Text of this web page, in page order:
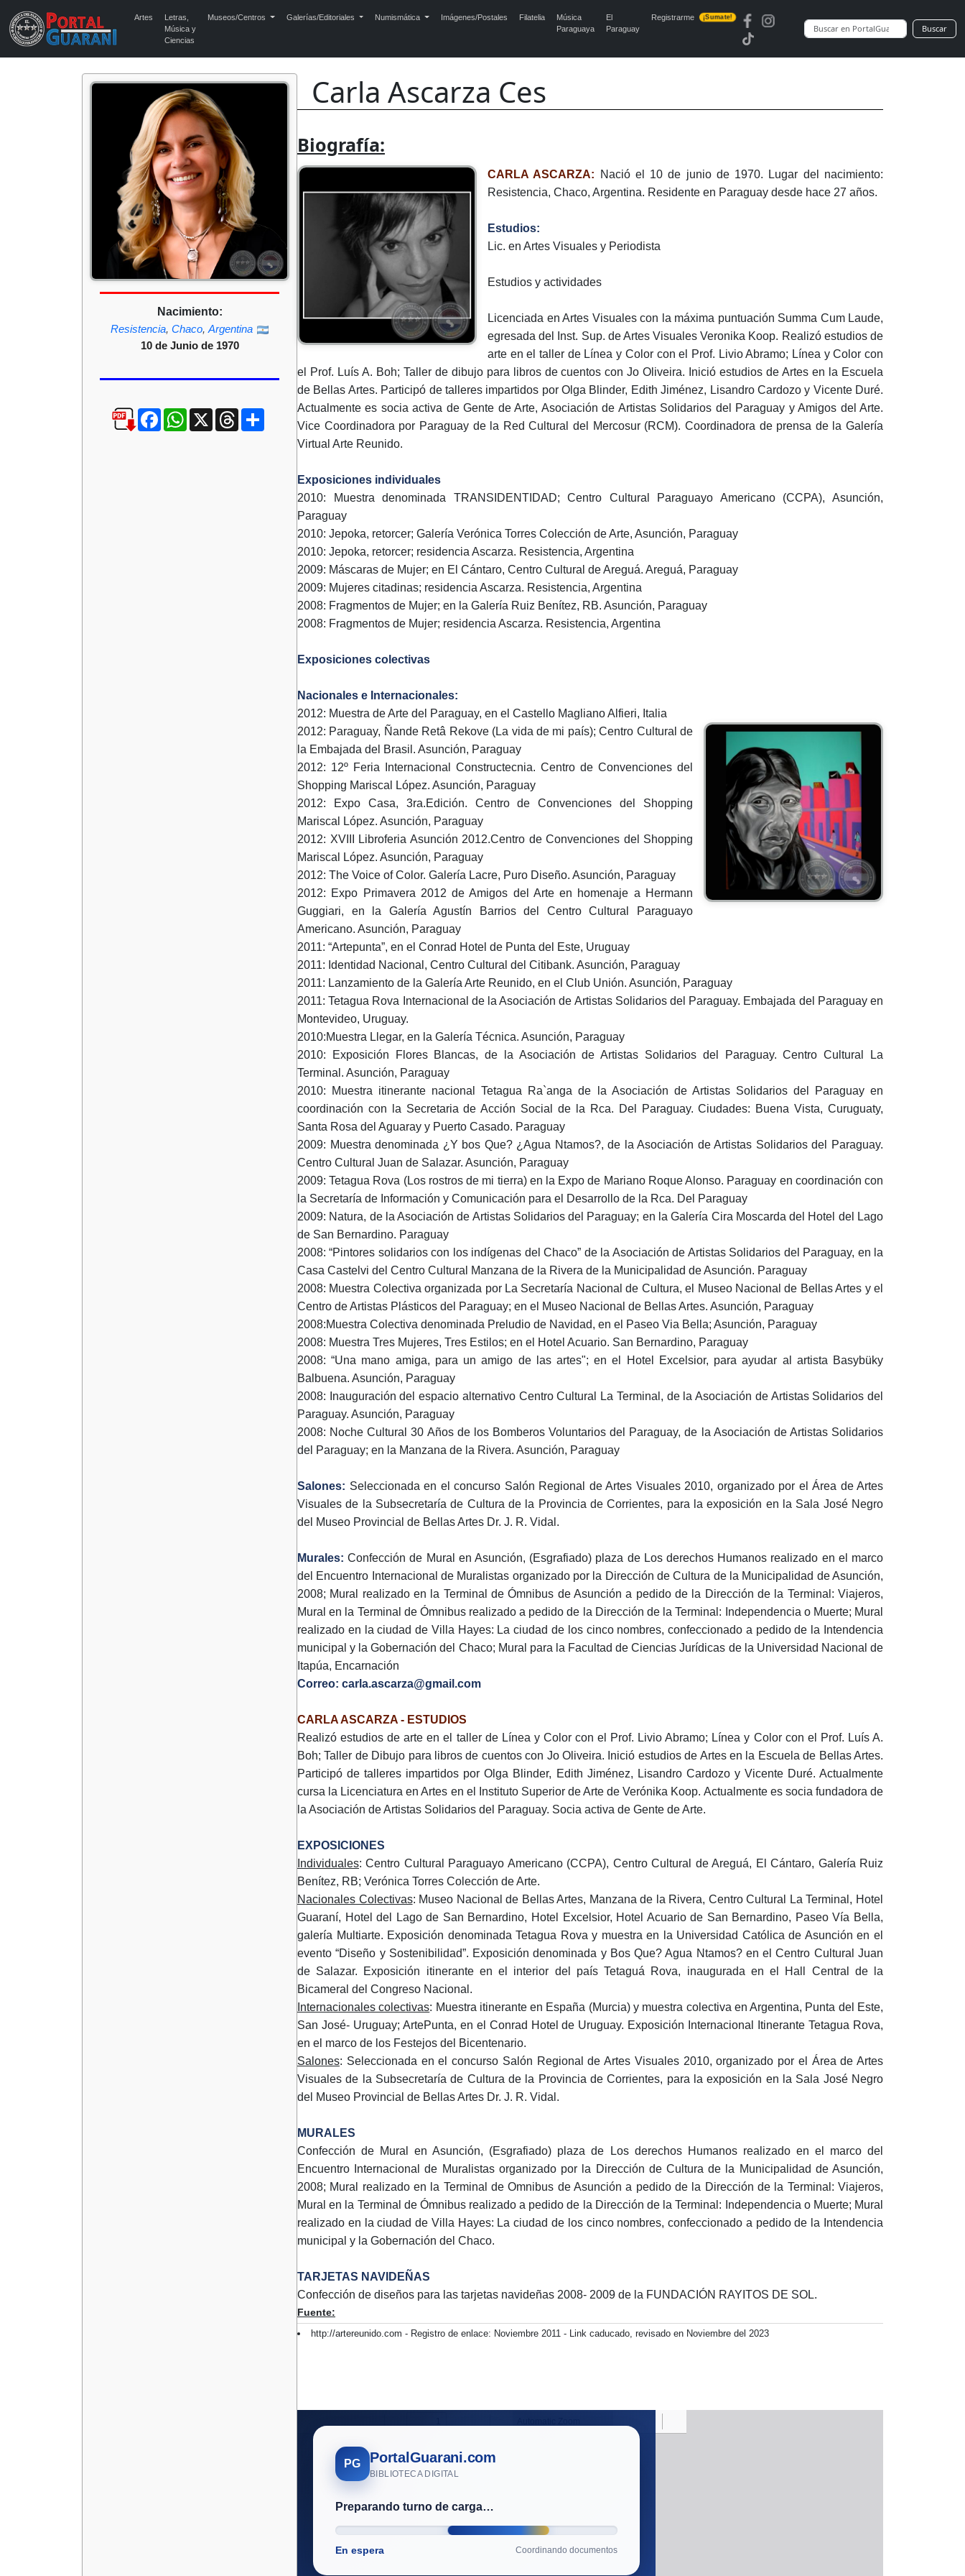
Artes
Letras,
Música y
Ciencias
Museos/Centros Galerías/Editoriales Numismática Imágenes/Postales Filatelia
Música
Paraguaya
El
Paraguay
Registrarme ¡Sumate!
Buscar
Carla Ascarza Ces
Nacimiento:
Resistencia, Chaco, Argentina
10 de Junio de 1970
FacebookWhatsApp
X ThreadsCompartir
Biografía:
CARLA ASCARZA:
Nació el 10 de junio de 1970. Lugar del nacimiento:
Resistencia, Chaco, Argentina. Residente en Paraguay desde hace 27 años.
Estudios:
Lic. en Artes Visuales y Periodista
Estudios y actividades
Licenciada en Artes Visuales con la máxima puntuación Summa Cum Laude,
egresada del Inst. Sup. de Artes Visuales Veronika Koop. Realizó estudios de
arte en el taller de Línea y Color con el Prof. Livio Abramo; Línea y Color con
el Prof. Luís A. Boh; Taller de dibujo para libros de cuentos con Jo Oliveira. Inició estudios de Artes en la Escuela
de Bellas Artes. Participó de talleres impartidos por Olga Blinder, Edith Jiménez, Lisandro Cardozo y Vicente Duré.
Actualmente es socia activa de Gente de Arte, Asociación de Artistas Solidarios del Paraguay y Amigos del Arte.
Vice Coordinadora por Paraguay de la Red Cultural del Mercosur (RCM). Coordinadora de prensa de la Galería
Virtual Arte Reunido.
Exposiciones individuales
2010: Muestra denominada TRANSIDENTIDAD; Centro Cultural Paraguayo Americano (CCPA), Asunción,
Paraguay
2010: Jepoka, retorcer; Galería Verónica Torres Colección de Arte, Asunción, Paraguay
2010: Jepoka, retorcer; residencia Ascarza. Resistencia, Argentina
2009: Máscaras de Mujer; en El Cántaro, Centro Cultural de Areguá. Areguá, Paraguay
2009: Mujeres citadinas; residencia Ascarza. Resistencia, Argentina
2008: Fragmentos de Mujer; en la Galería Ruiz Benítez, RB. Asunción, Paraguay
2008: Fragmentos de Mujer; residencia Ascarza. Resistencia, Argentina
Exposiciones colectivas
Nacionales e Internacionales:
2012: Muestra de Arte del Paraguay, en el Castello Magliano Alfieri, Italia
2012: Paraguay, Ñande Retâ Rekove (La vida de mi país); Centro Cultural de
la Embajada del Brasil. Asunción, Paraguay
2012: 12º Feria Internacional Constructecnia. Centro de Convenciones del
Shopping Mariscal López. Asunción, Paraguay
2012: Expo Casa, 3ra.Edición. Centro de Convenciones del Shopping
Mariscal López. Asunción, Paraguay
2012: XVIII Libroferia Asunción 2012.Centro de Convenciones del Shopping
Mariscal López. Asunción, Paraguay
2012: The Voice of Color. Galería Lacre, Puro Diseño. Asunción, Paraguay
2012: Expo Primavera 2012 de Amigos del Arte en homenaje a Hermann
Guggiari, en la Galería Agustín Barrios del Centro Cultural Paraguayo
Americano. Asunción, Paraguay
2011: “Artepunta”, en el Conrad Hotel de Punta del Este, Uruguay
2011: Identidad Nacional, Centro Cultural del Citibank. Asunción, Paraguay
2011: Lanzamiento de la Galería Arte Reunido, en el Club Unión. Asunción, Paraguay
2011: Tetagua Rova Internacional de la Asociación de Artistas Solidarios del Paraguay. Embajada del Paraguay en
Montevideo, Uruguay.
2010:Muestra Llegar, en la Galería Técnica. Asunción, Paraguay
2010: Exposición Flores Blancas, de la Asociación de Artistas Solidarios del Paraguay. Centro Cultural La
Terminal. Asunción, Paraguay
2010: Muestra itinerante nacional Tetagua Ra`anga de la Asociación de Artistas Solidarios del Paraguay en
coordinación con la Secretaria de Acción Social de la Rca. Del Paraguay. Ciudades: Buena Vista, Curuguaty,
Santa Rosa del Aguaray y Puerto Casado. Paraguay
2009: Muestra denominada ¿Y bos Que? ¿Agua Ntamos?, de la Asociación de Artistas Solidarios del Paraguay.
Centro Cultural Juan de Salazar. Asunción, Paraguay
2009: Tetagua Rova (Los rostros de mi tierra) en la Expo de Mariano Roque Alonso. Paraguay en coordinación con
la Secretaría de Información y Comunicación para el Desarrollo de la Rca. Del Paraguay
2009: Natura, de la Asociación de Artistas Solidarios del Paraguay; en la Galería Cira Moscarda del Hotel del Lago
de San Bernardino. Paraguay
2008: “Pintores solidarios con los indígenas del Chaco” de la Asociación de Artistas Solidarios del Paraguay, en la
Casa Castelvi del Centro Cultural Manzana de la Rivera de la Municipalidad de Asunción. Paraguay
2008: Muestra Colectiva organizada por La Secretaría Nacional de Cultura, el Museo Nacional de Bellas Artes y el
Centro de Artistas Plásticos del Paraguay; en el Museo Nacional de Bellas Artes. Asunción, Paraguay
2008:Muestra Colectiva denominada Preludio de Navidad, en el Paseo Via Bella; Asunción, Paraguay
2008: Muestra Tres Mujeres, Tres Estilos; en el Hotel Acuario. San Bernardino, Paraguay
2008: “Una mano amiga, para un amigo de las artes"; en el Hotel Excelsior, para ayudar al artista Basybüky
Balbuena. Asunción, Paraguay
2008: Inauguración del espacio alternativo Centro Cultural La Terminal, de la Asociación de Artistas Solidarios del
Paraguay. Asunción, Paraguay
2008: Noche Cultural 30 Años de los Bomberos Voluntarios del Paraguay, de la Asociación de Artistas Solidarios
del Paraguay; en la Manzana de la Rivera. Asunción, Paraguay
Salones: Seleccionada en el concurso Salón Regional de Artes Visuales 2010, organizado por el Área de Artes
Visuales de la Subsecretaría de Cultura de la Provincia de Corrientes, para la exposición en la Sala José Negro
del Museo Provincial de Bellas Artes Dr. J. R. Vidal.
Murales:Confección de Mural en Asunción, (Esgrafiado) plaza de Los derechos Humanos realizado en el marco
del Encuentro Internacional de Muralistas organizado por la Dirección de Cultura de la Municipalidad de Asunción,
2008; Mural realizado en la Terminal de Ómnibus de Asunción a pedido de la Dirección de la Terminal: Viajeros,
Mural en la Terminal de Ómnibus realizado a pedido de la Dirección de la Terminal: Independencia o Muerte; Mural
realizado en la ciudad de Villa Hayes: La ciudad de los cinco nombres, confeccionado a pedido de la Intendencia
municipal y la Gobernación del Chaco; Mural para la Facultad de Ciencias Jurídicas de la Universidad Nacional de
Itapúa, Encarnación
Correo: carla.ascarza@gmail.com
CARLA ASCARZA - ESTUDIOS
Realizó estudios de arte en el taller de Línea y Color con el Prof. Livio Abramo; Línea y Color con el Prof. Luís A.
Boh; Taller de Dibujo para libros de cuentos con Jo Oliveira. Inició estudios de Artes en la Escuela de Bellas Artes.
Participó de talleres impartidos por Olga Blinder, Edith Jiménez, Lisandro Cardozo y Vicente Duré. Actualmente
cursa la Licenciatura en Artes en el Instituto Superior de Arte de Verónika Koop. Actualmente es socia fundadora de
la Asociación de Artistas Solidarios del Paraguay. Socia activa de Gente de Arte.
EXPOSICIONES
Individuales: Centro Cultural Paraguayo Americano (CCPA), Centro Cultural de Areguá, El Cántaro, Galería Ruiz
Benítez, RB; Verónica Torres Colección de Arte.
Nacionales Colectivas: Museo Nacional de Bellas Artes, Manzana de la Rivera, Centro Cultural La Terminal, Hotel
Guaraní, Hotel del Lago de San Bernardino, Hotel Excelsior, Hotel Acuario de San Bernardino, Paseo Vía Bella,
galería Multiarte. Exposición denominada Tetagua Rova y muestra en la Universidad Católica de Asunción en el
evento “Diseño y Sostenibilidad”. Exposición denominada y Bos Que? Agua Ntamos? en el Centro Cultural Juan
de Salazar. Exposición itinerante en el interior del país Tetaguá Rova, inaugurada en el Hall Central de la
Bicameral del Congreso Nacional.
Internacionales colectivas: Muestra itinerante en España (Murcia) y muestra colectiva en Argentina, Punta del Este,
San José- Uruguay; ArtePunta, en el Conrad Hotel de Uruguay. Exposición Internacional Itinerante Tetagua Rova,
en el marco de los Festejos del Bicentenario.
Salones: Seleccionada en el concurso Salón Regional de Artes Visuales 2010, organizado por el Área de Artes
Visuales de la Subsecretaría de Cultura de la Provincia de Corrientes, para la exposición en la Sala José Negro
del Museo Provincial de Bellas Artes Dr. J. R. Vidal.
MURALES
Confección de Mural en Asunción, (Esgrafiado) plaza de Los derechos Humanos realizado en el marco del
Encuentro Internacional de Muralistas organizado por la Dirección de Cultura de la Municipalidad de Asunción,
2008; Mural realizado en la Terminal de Omnibus de Asunción a pedido de la Dirección de la Terminal: Viajeros,
Mural en la Terminal de Ómnibus realizado a pedido de la Dirección de la Terminal: Independencia o Muerte; Mural
realizado en la ciudad de Villa Hayes: La ciudad de los cinco nombres, confeccionado a pedido de la Intendencia
municipal y la Gobernación del Chaco.
TARJETAS NAVIDEÑAS
Confección de diseños para las tarjetas navideñas 2008- 2009 de la FUNDACIÓN RAYITOS DE SOL.
Fuente:
http://artereunido.com - Registro de enlace: Noviembre 2011 - Link caducado, revisado en Noviembre del 2023